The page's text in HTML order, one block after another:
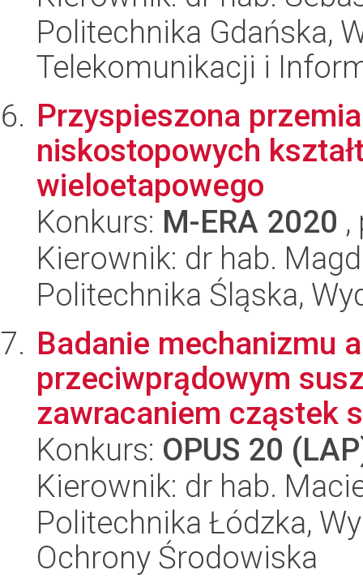
Politechnika Gdańska,
Telekomunikacji i
Przyspieszona
niskostopowych
wieloetapowego
Konkurs: M-ERA 2020 ,
Kierownik: dr hab.
Politechnika Śląska,
Badanie mechanizmu
przeciwprądowym
zawracaniem cząstek
Konkurs: OPUS 20
Kierownik: dr hab.
Politechnika Łódzka,
Ochrony Środowiska